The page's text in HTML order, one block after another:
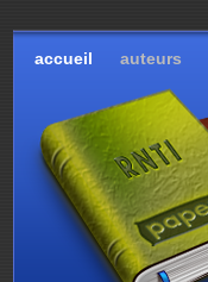
accueil auteurs